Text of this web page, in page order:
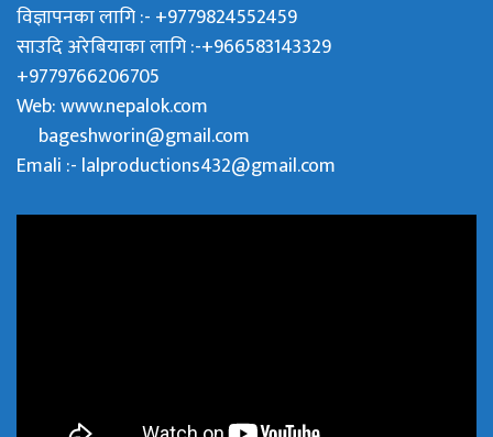
विज्ञापनका लागि :- +9779824552459
साउदि अरेबियाका लागि :-+966583143329
+9779766206705
Web:www.nepalok.com
bageshworin@gmail.com
Emali :- lalproductions432@gmail.com